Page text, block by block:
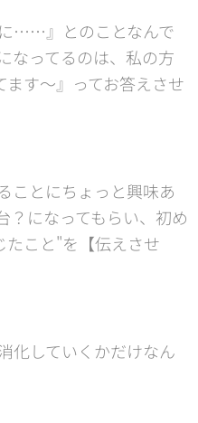
……』とのことなんで
なってるのは、私の方
す〜』ってお答えさせ
ことにちょっと興味あ
？になってもらい、初め
こと"を【伝えさせ
化していくかだけなん